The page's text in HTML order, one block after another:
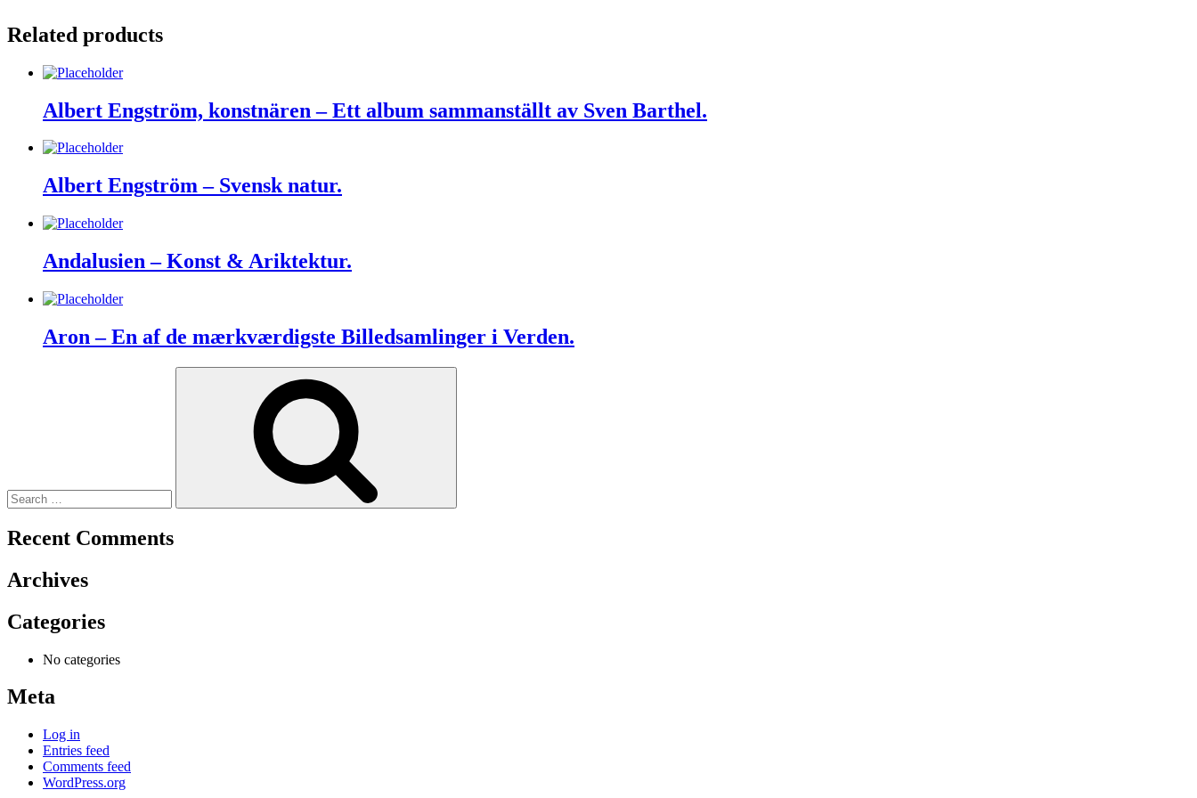
Related products
Albert Engström, konstnären – Ett album sammanställt av Sven Barthel.
Albert Engström – Svensk natur.
Andalusien – Konst & Ariktektur.
Aron – En af de mærkværdigste Billedsamlinger i Verden.
Recent Comments
Archives
Categories
No categories
Meta
Log in
Entries feed
Comments feed
WordPress.org